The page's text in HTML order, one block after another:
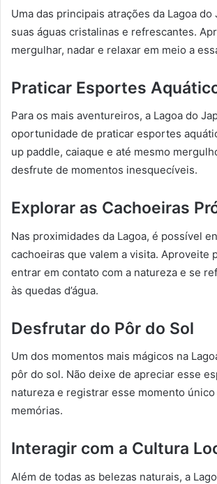
Uma das principais atrações da Lagoa do
suas águas cristalinas e refrescantes.
mergulhar, nadar e relaxar em meio a
Praticar Esportes
Para os mais aventureiros, a Lagoa do
oportunidade de praticar esportes
up paddle, caiaque e até mesmo
desfrute de momentos inesquecíveis.
Explorar as Cachoeiras
Nas proximidades da Lagoa, é possível
cachoeiras que valem a visita. Aproveite
entrar em contato com a natureza e se
às quedas d’água.
Desfrutar do Pôr do Sol
Um dos momentos mais mágicos na
pôr do sol. Não deixe de apreciar esse
natureza e registrar esse momento único
memórias.
Interagir com a Cultura
Além de todas as belezas naturais, a